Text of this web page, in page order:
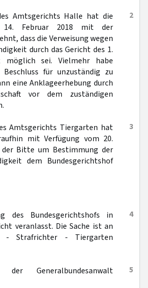
2
Amtsgerichts Halle hat die
14. Februar 2018 mit der
dass die Verweisung wegen
durch das Gericht des 1.
möglich sei. Vielmehr habe
für unzuständig zu
eine Anklageerhebung durch
vor dem zuständigen
3
Amtsgerichts Tiergarten hat
mit Verfügung vom 20.
Bitte um Bestimmung der
dem Bundesgerichtshof
4
des Bundesgerichtshofs in
veranlasst. Die Sache ist an
- Strafrichter - Tiergarten
5
Generalbundesanwalt